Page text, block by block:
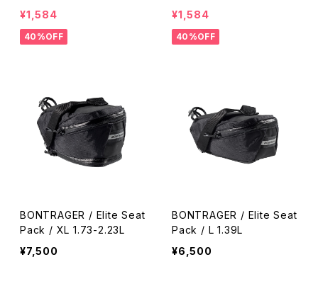
rry-Radioactive Pink
¥1,584
40%OFF
rry-Radioactive Pink
¥1,584
40%OFF
BONTRAGER / Elite Seat
Pack / XL 1.73-2.23L
¥7,500
BONTRAGER / Elite Seat
Pack / L 1.39L
¥6,500